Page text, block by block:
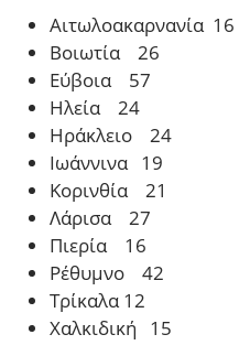
Αιτωλοακαρνανία 16
Βοιωτία 26
Εύβοια 57
Ηλεία 24
Ηράκλειο 24
Ιωάννινα 19
Κορινθία 21
Λάρισα 27
Πιερία 16
Ρέθυμνο 42
Τρίκαλα 12
Χαλκιδική 15